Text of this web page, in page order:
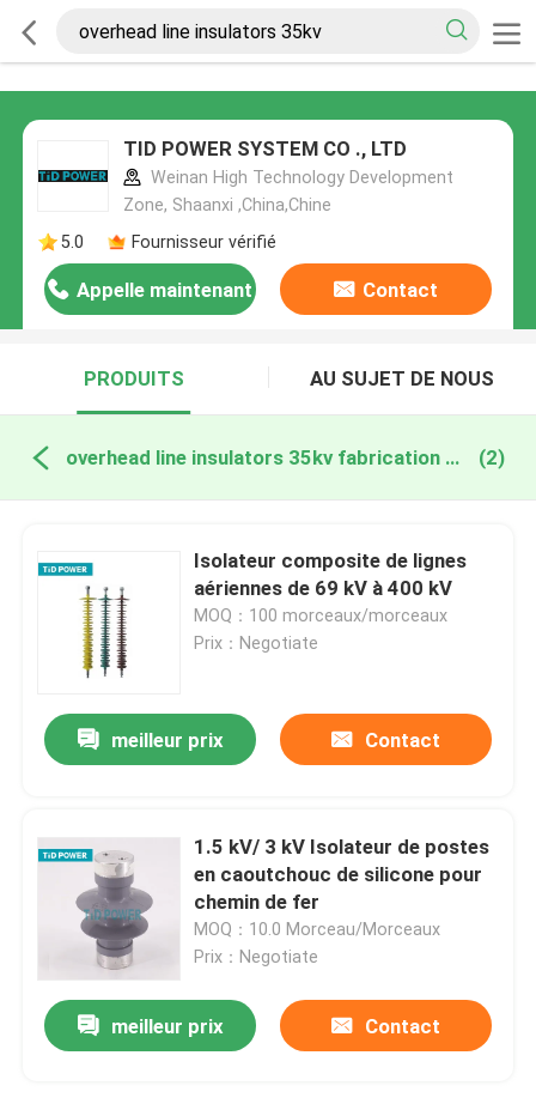
TID POWER SYSTEM CO ., LTD
Weinan High Technology Development
Zone, Shaanxi ,China,Chine
5.0
Fournisseur vérifié
Appelle maintenant Contact
PRODUITS AU SUJET DE NOUS
overhead line insulators 35kv fabrication en ligne (2)
Isolateur composite de lignes
aériennes de 69 kV à 400 kV
MOQ：100 morceaux/morceaux
Prix：Negotiate
meilleur prix Contact
1.5 kV/ 3 kV Isolateur de postes
en caoutchouc de silicone pour
chemin de fer
MOQ：10.0 Morceau/Morceaux
Prix：Negotiate
meilleur prix Contact